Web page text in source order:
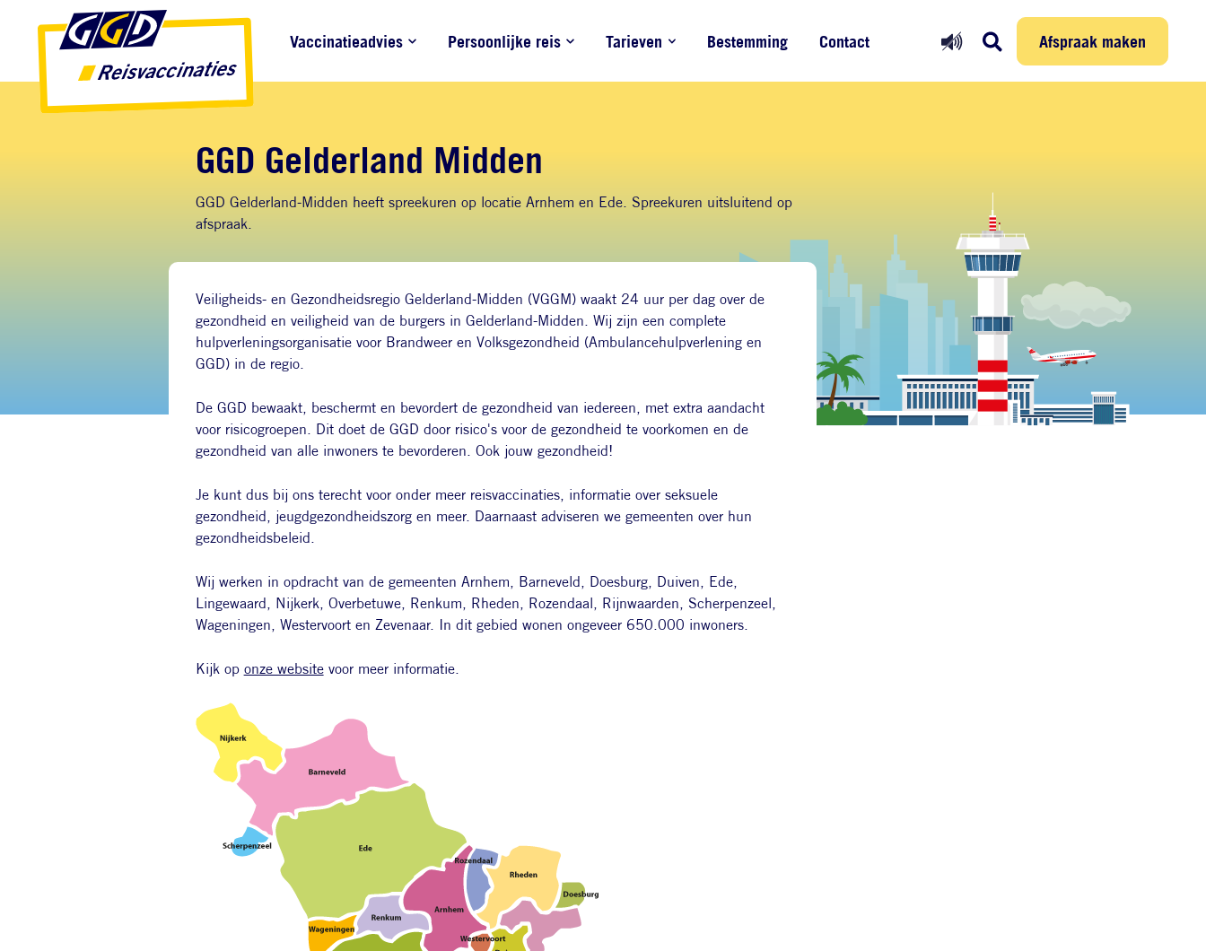
Direct naar inhoud
Direct naar hoofdnavigatie
Direct naar zoekfunctie
Persoonlijke reis Afspraak maken
Afspraak maken
Hoofdnavigatie
Vaccinatieadvies Persoonlijke reis Tarieven Bestemming Contact
GGD Gelderland Midden
GGD Gelderland-Midden heeft spreekuren op locatie Arnhem en Ede. Spreekuren uitsluitend op
afspraak.
Veiligheids- en Gezondheidsregio Gelderland-Midden (VGGM) waakt 24 uur per dag over de
gezondheid en veiligheid van de burgers in Gelderland-Midden. Wij zijn een complete
hulpverleningsorganisatie voor Brandweer en Volksgezondheid (Ambulancehulpverlening en
GGD) in de regio.
De GGD bewaakt, beschermt en bevordert de gezondheid van iedereen, met extra aandacht
voor risicogroepen. Dit doet de GGD door risico's voor de gezondheid te voorkomen en de
gezondheid van alle inwoners te bevorderen. Ook jouw gezondheid!
Je kunt dus bij ons terecht voor onder meer reisvaccinaties, informatie over seksuele
gezondheid, jeugdgezondheidszorg en meer. Daarnaast adviseren we gemeenten over hun
gezondheidsbeleid.
Wij werken in opdracht van de gemeenten Arnhem, Barneveld, Doesburg, Duiven, Ede,
Lingewaard, Nijkerk, Overbetuwe, Renkum, Rheden, Rozendaal, Rijnwaarden, Scherpenzeel,
Wageningen, Westervoort en Zevenaar. In dit gebied wonen ongeveer 650.000 inwoners.
Kijk op onze websitevoor meer informatie.